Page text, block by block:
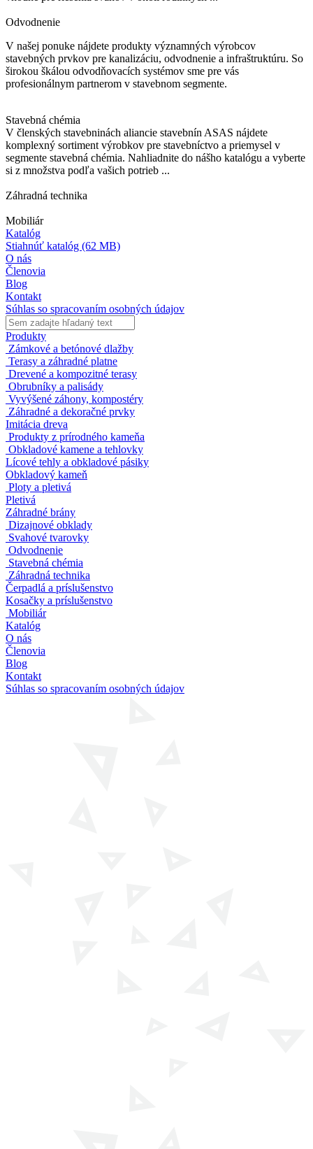
Odvodnenie
V našej ponuke nájdete produkty významných výrobcov
stavebných prvkov pre kanalizáciu, odvodnenie a infraštruktúru. So
širokou škálou odvodňovacích systémov sme pre vás
profesionálnym partnerom v stavebnom segmente.
Stavebná chémia
V členských stavebninách aliancie stavebnín ASAS nájdete
komplexný sortiment výrobkov pre stavebníctvo a priemysel v
segmente stavebná chémia. Nahliadnite do nášho katalógu a vyberte
si z množstva podľa vašich potrieb ...
Záhradná technika
Mobiliár
Katalóg
Stiahnúť katalóg (62 MB)
O nás
Členovia
Blog
Kontakt
Súhlas so spracovaním osobných údajov
Produkty
Zámkové a betónové dlažby
Terasy a záhradné platne
Drevené a kompozitné terasy
Obrubníky a palisády
Vyvýšené záhony, kompostéry
Záhradné a dekoračné prvky
Imitácia dreva
Produkty z prírodného kameňa
Obkladové kamene a tehlovky
Lícové tehly a obkladové pásiky
Obkladový kameň
Ploty a pletivá
Pletivá
Záhradné brány
Dizajnové obklady
Svahové tvarovky
Odvodnenie
Stavebná chémia
Záhradná technika
Čerpadlá a príslušenstvo
Kosačky a príslušenstvo
Mobiliár
Katalóg
O nás
Členovia
Blog
Kontakt
Súhlas so spracovaním osobných údajov